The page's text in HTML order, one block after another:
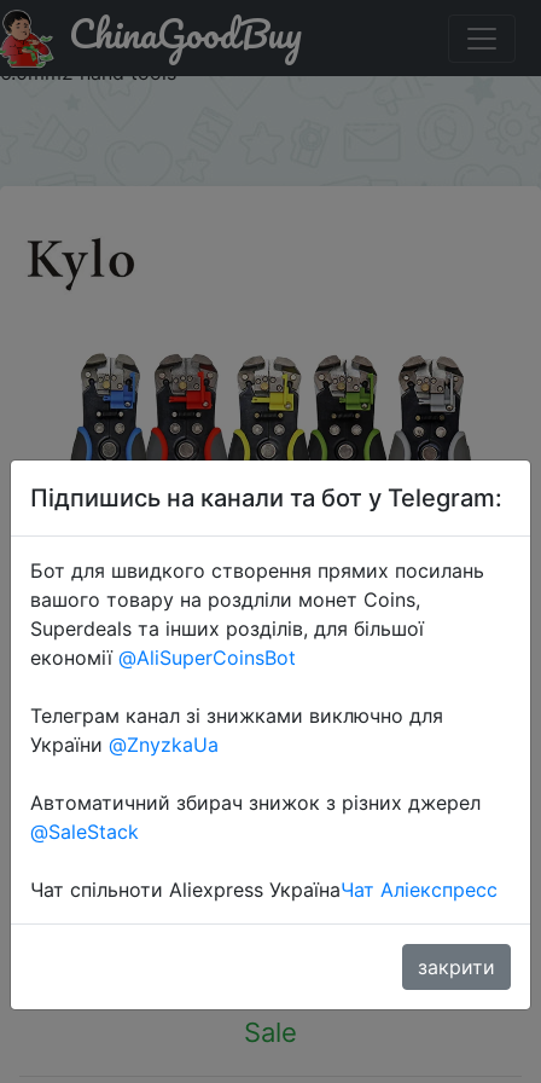
Придбати HS-D1/D2 Multifunctional automatic stripping
pliers Cable wire Stripper Terminal crimping pliers 0.5-
6.0mm2 hand tools
ChinaGoodBuy
2022-11-29
HS-D1/D2 Multifunctional automatic
Terminal crimping pliers 0.5-
6.0mm2 hand tools
$8.75
Sale
Підпишись на канали та бот у Telegram:
Бот для швидкого створення прямих посилань
вашого товару на роздліли монет Coins,
Superdeals та інших розділів, для більшої
економії @AliSuperCoinsBot
Телеграм канал зі знижками виключно для
України @ZnyzkaUa
Автоматичний збирач знижок з різних джерел
@SaleStack
Чат спільноти Aliexpress УкраїнаЧат Аліекспресс
закрити